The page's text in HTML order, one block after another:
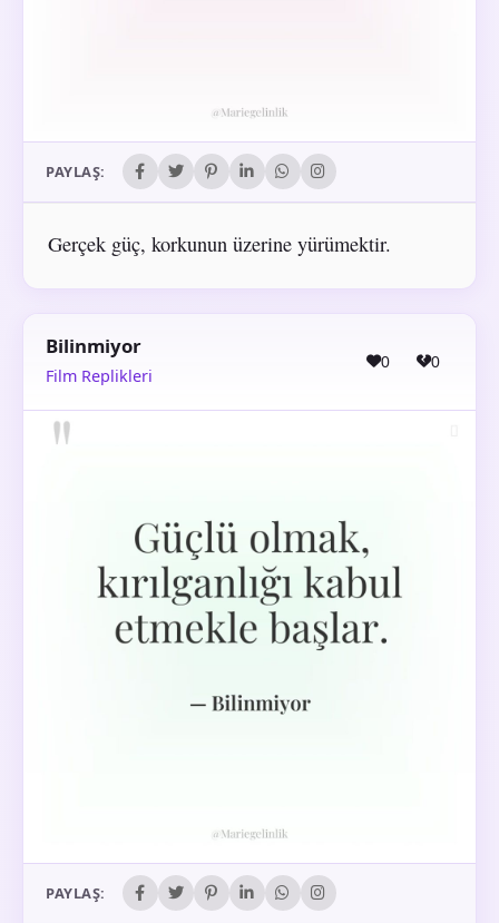
PAYLAŞ:
Gerçek güç, korkunun üzerine yürümektir.
Bilinmiyor
Film Replikleri
0 0
PAYLAŞ: